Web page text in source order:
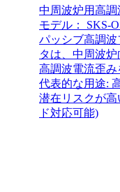
中周波炉用高調
モデル： SKS-
パッシブ高調
タは、中周波
高調波電流歪
代表的な用途:
潜在リスクが
ド対応可能)